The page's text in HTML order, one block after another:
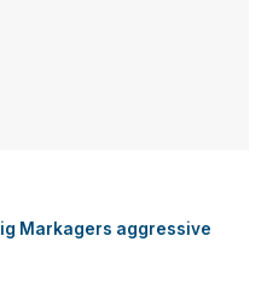
Markagers aggressive